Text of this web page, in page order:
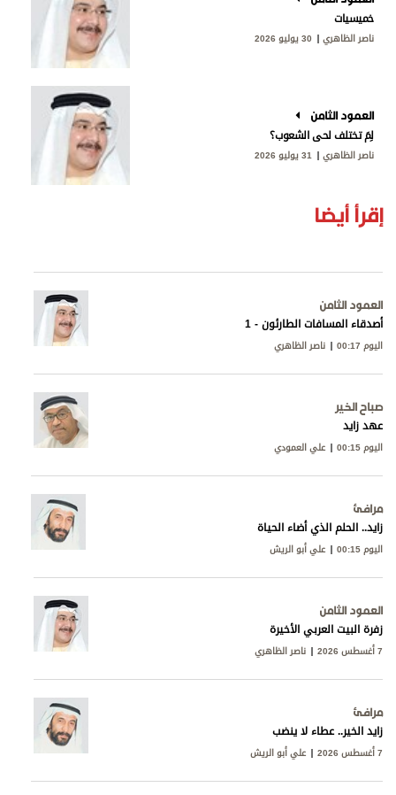
خميسيات
ناصر الظاهري 30 يوليو 2026
العمود الثامن
لِمَ تختلف لحى الشعوب؟
ناصر الظاهري 31 يوليو 2026
إقرأ أيضا
العمود الثامن
أصدقاء المسافات الطارئون - 1
اليوم 00:17 ناصر الظاهري
صباح الخير
عهد زايد
اليوم 00:15 علي العمودي
مرافئ
زايد.. الحلم الذي أضاء الحياة
اليوم 00:15 علي أبو الريش
العمود الثامن
زفرة البيت العربي الأخيرة
7 أغسطس 2026 ناصر الظاهري
مرافئ
زايد الخير.. عطاء لا ينضب
7 أغسطس 2026 علي أبو الريش